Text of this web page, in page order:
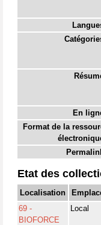
En
Format de la
Etat des
Localisation
69 -
BIOFORCE
Local